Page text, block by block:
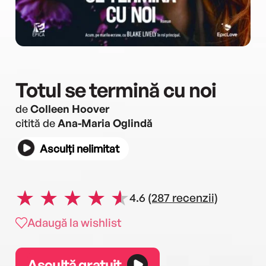
Totul se termină cu noi
deColleen Hoover
citită deAna-Maria Oglindă
Asculți nelimitat
4.6 (287 recenzii)
Adaugă la wishlist